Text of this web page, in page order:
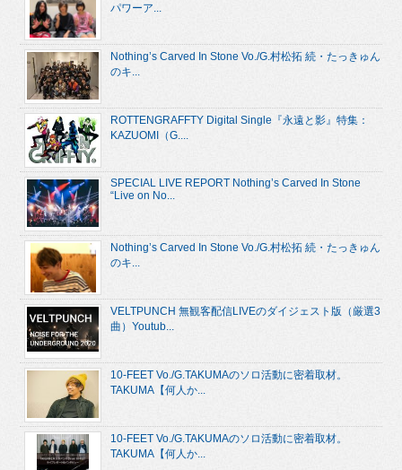
パワーア...
Nothing’s Carved In Stone Vo./G.村松拓 続・たっきゅん
のキ...
ROTTENGRAFFTY Digital Single『永遠と影』特集：
KAZUOMI（G....
SPECIAL LIVE REPORT Nothing’s Carved In Stone
“Live on No...
Nothing’s Carved In Stone Vo./G.村松拓 続・たっきゅん
のキ...
VELTPUNCH 無観客配信LIVEのダイジェスト版（厳選3
曲）Youtub...
10-FEET Vo./G.TAKUMAのソロ活動に密着取材。
TAKUMA【何人か...
10-FEET Vo./G.TAKUMAのソロ活動に密着取材。
TAKUMA【何人か...